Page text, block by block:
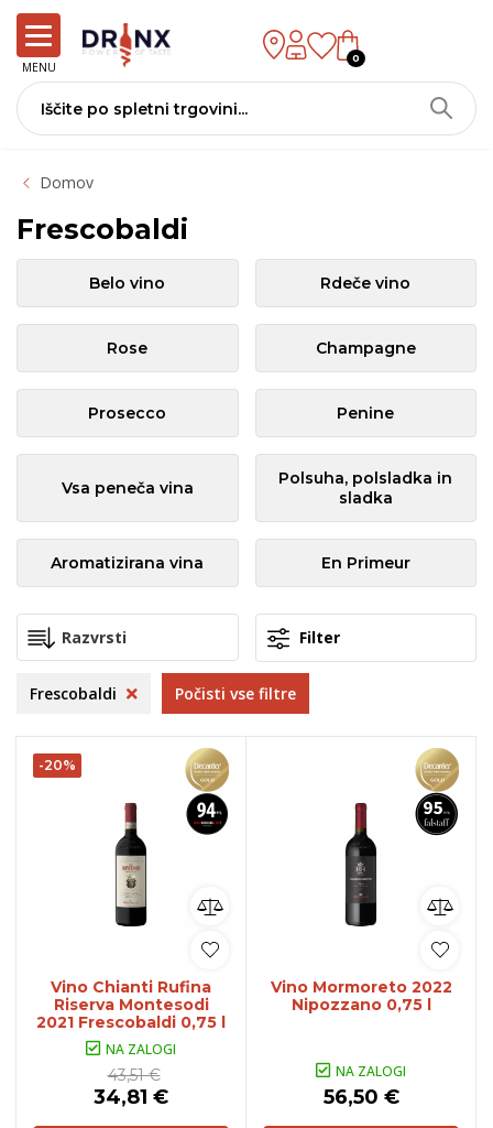
MENU
0
Domov
Frescobaldi
Belo vino Rdeče vino
Rose Champagne
Prosecco Penine
Vsa peneča vina
Polsuha, polsladka in
sladka
Aromatizirana vina En Primeur
Filter
Frescobaldi Počisti vse filtre
-20%
Vino Chianti Rufina
Riserva Montesodi
2021 Frescobaldi 0,75 l
NA ZALOGI
43,51 €
34,81 €
Vino Mormoreto 2022
Nipozzano 0,75 l
NA ZALOGI
56,50 €